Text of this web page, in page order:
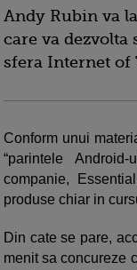
Andy Rubin va
care va
sfera Internet of
Conform unui
“parintele
companie,
produse chiar in
Din cate se pare,
menit sa concureze